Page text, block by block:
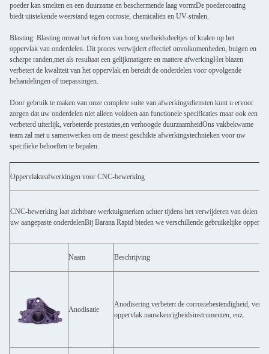
poeder kan smelten en een duurzame en beschermende laag vormtDe poedercoating
biedt uitstekende weerstand tegen corrosie, chemicaliën en UV-stralen.
Blasting: Blasting omvat het richten van hoog snelheidsdeeltjes of kralen op het
oppervlak van onderdelen. Dit proces verwijdert effectief onvolkomenheden, buigen en
scherpe randen,met als resultaat een gelijkmatigere en mattere afwerkingHet blazen
verbetert de kwaliteit van het oppervlak en bereidt de onderdelen voor opvolgende
behandelingen of toepassingen.
Door gebruik te maken van onze complete suite van afwerkingsdiensten kunt u ervoor
zorgen dat uw onderdelen niet alleen voldoen aan functionele specificaties maar ook een
verbeterd uiterlijk, verbeterde prestaties,en verhoogde duurzaamheidOns vakbekwame
team zal met u samenwerken om de meest geschikte afwerkingstechnieken voor uw
specifieke behoeften te bepalen.
Oppervlakteafwerkingen voor CNC-bewerking
CNC-bewerking laat zichtbare werktuigmerken achter tijdens het verwijderen van delen
uw aangepaste onderdelenBij Barana Rapid bieden we verschillende gebruikelijke
Naam Beschrijving
Anodisatie
Anodisering verbetert de corrosiebestendigheid,
oppervlak.nauwkeurigheidsinstrumenten, enz.